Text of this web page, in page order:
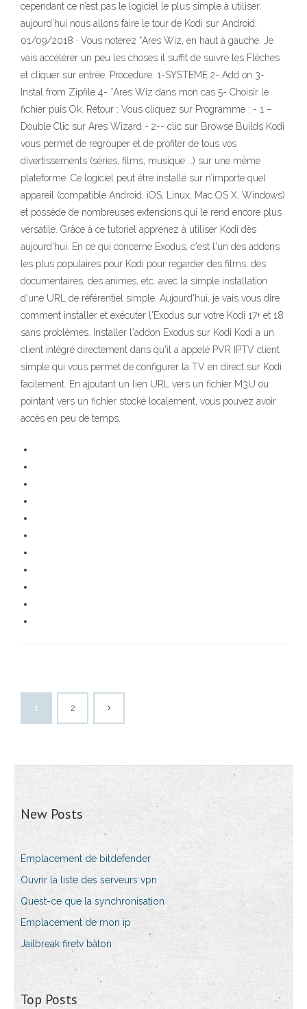
cependant ce n’est pas le logiciel le plus simple à utiliser,
aujourd’hui nous allons faire le tour de Kodi sur Android.
01/09/2018 · Vous noterez *Ares Wiz, en haut à gauche. Je
vais accélérer un peu les choses il suffit de suivre les Flèches
et cliquer sur entrée. Procedure: 1-SYSTEME 2- Add on 3-
Instal from Zipfile 4- *Ares Wiz dans mon cas 5- Choisir le
fichier puis Ok. Retour : Vous cliquez sur Programme : - 1 –
Double Clic sur Ares Wizard - 2-- clic sur Browse Builds Kodi
vous permet de regrouper et de profiter de tous vos
divertissements (séries, films, musique …) sur une même
plateforme. Ce logiciel peut être installé sur n’importe quel
appareil (compatible Android, iOS, Linux, Mac OS X, Windows)
et possède de nombreuses extensions qui le rend encore plus
versatile. Grâce à ce tutoriel apprenez à utiliser Kodi dès
aujourd'hui. En ce qui concerne Exodus, c'est l'un des addons
les plus populaires pour Kodi pour regarder des films, des
documentaires, des animes, etc. avec la simple installation
d'une URL de référentiel simple. Aujourd'hui, je vais vous dire
comment installer et exécuter l'Exodus sur votre Kodi 17+ et 18
sans problèmes. Installer l'addon Exodus sur Kodi Kodi a un
client intégré directement dans qu'il a appelé PVR IPTV client
simple qui vous permet de configurer la TV en direct sur Kodi
facilement. En ajoutant un lien URL vers un fichier M3U ou
pointant vers un fichier stocké localement, vous pouvez avoir
accès en peu de temps.
1 2
New Posts
Emplacement de bitdefender
Ouvrir la liste des serveurs vpn
Quest-ce que la synchronisation
Emplacement de mon ip
Jailbreak firetv bâton
Top Posts